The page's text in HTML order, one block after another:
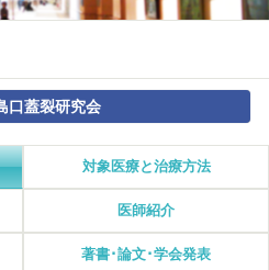
口蓋裂研究会
対象医療と治療方法
医師紹介
著書･論文･学会発表